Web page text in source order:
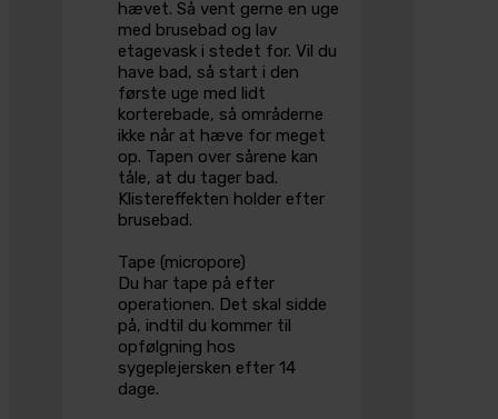
hævet. Så vent gerne en uge
med brusebad og lav
etagevask i stedet for. Vil du
have bad, så start i den
første uge med lidt
korterebade, så områderne
ikke når at hæve for meget
op. Tapen over sårene kan
tåle, at du tager bad.
Klistereffekten holder efter
brusebad.
Tape (micropore)
Du har tape på efter
operationen. Det skal sidde
på, indtil du kommer til
opfølgning hos
sygeplejersken efter 14
dage.